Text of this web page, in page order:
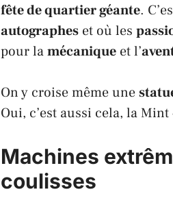
fête de quartier géante.
autographes et où les
pour lamécanique et l’
On y croise même une
Oui, c’est aussi cela, laMint
Machines
coulisses